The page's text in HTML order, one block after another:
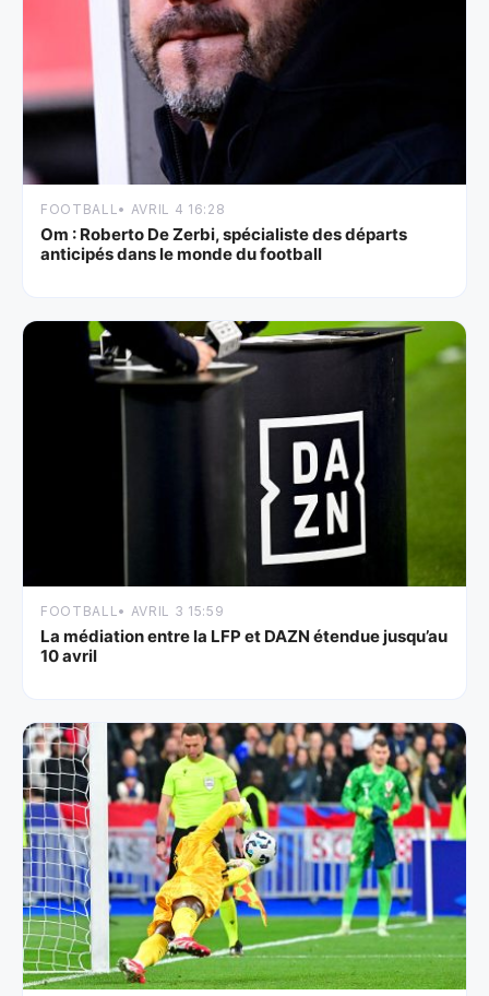
FOOTBALL • AVRIL 4 16:28
Om : Roberto De Zerbi, spécialiste des départs
anticipés dans le monde du football
FOOTBALL• AVRIL 3 15:59
La médiation entre la LFP et DAZN étendue jusqu’au
10 avril